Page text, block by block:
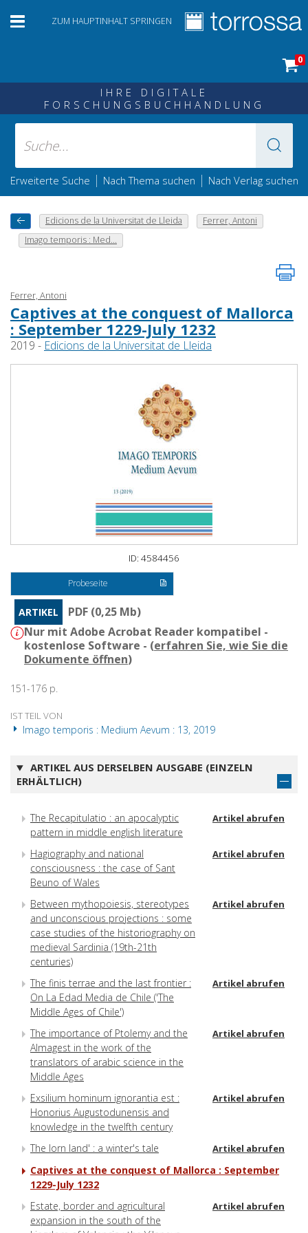
ZUM HAUPTINHALT SPRINGEN
0
IHRE DIGITALE
FORSCHUNGSBUCHHANDLUNG
Erweiterte Suche | Nach Thema suchen | Nach Verlag suchen
Edicions de la Universitat de Lleida
Ferrer, Antoni
Imago temporis : Med...
Ferrer, Antoni
Captives at the conquest of Mallorca
: September 1229-July 1232
2019 - Edicions de la Universitat de Lleida
ID: 4584456
Probeseite
ARTIKEL
PDF (0,25 Mb)
Nur mit Adobe Acrobat Reader kompatibel -
kostenlose Software - (erfahren Sie, wie Sie die
Dokumente öffnen)
151-176 p.
IST TEIL VON
Imago temporis : Medium Aevum : 13, 2019
ARTIKEL AUS DERSELBEN AUSGABE (EINZELN
ERHÄLTLICH)
The Recapitulatio : an apocalyptic
pattern in middle english literature
Artikel abrufen
Hagiography and national
consciousness : the case of Sant
Beuno of Wales
Artikel abrufen
Between mythopoiesis, stereotypes
and unconscious projections : some
case studies of the historiography on
medieval Sardinia (19th-21th
centuries)
Artikel abrufen
The finis terrae and the last frontier :
On La Edad Media de Chile ('The
Middle Ages of Chile')
Artikel abrufen
The importance of Ptolemy and the
Almagest in the work of the
translators of arabic science in the
Middle Ages
Artikel abrufen
Exsilium hominum ignorantia est :
Honorius Augustodunensis and
knowledge in the twelfth century
Artikel abrufen
The lorn land' : a winter's tale Artikel abrufen
Captives at the conquest of Mallorca : September
1229-July 1232
Estate, border and agricultural
expansion in the south of the
Artikel abrufen